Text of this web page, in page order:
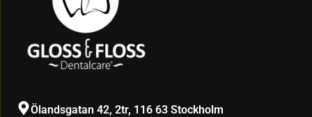
Ölandsgatan 42, 2tr, 116 63 Stockholm